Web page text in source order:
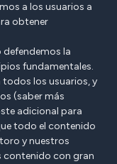
a los usuarios a
obtener
defendemos la
fundamentales.
todos los usuarios, y
(saber más
adicional para
todo el contenido
y nuestros
contenido con gran